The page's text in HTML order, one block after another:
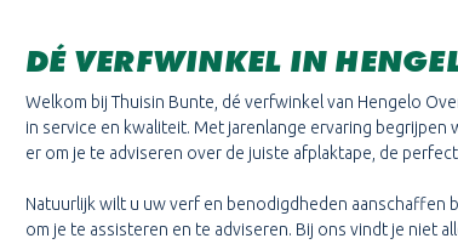
DÉ VERFWINKEL IN
Welkom bij Thuisin Bunte, dé verfwinkel van Hengelo
in service en kwaliteit. Met jarenlange ervaring
er om je te adviseren over de juiste afplaktape, de
Natuurlijk wilt u uw verf en benodigdheden aanschaffen
om je te assisteren en te adviseren. Bij ons vindt je niet